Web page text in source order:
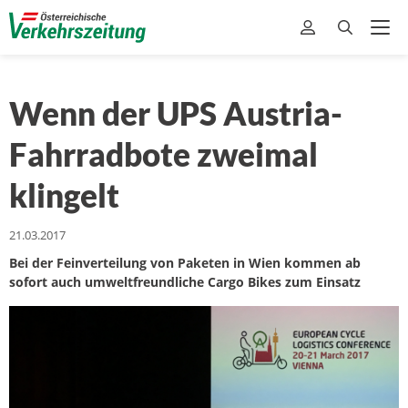
Wenn der UPS Austria-
Fahrradbote zweimal
klingelt
21.03.2017
Bei der Feinverteilung von Paketen in Wien kommen ab
sofort auch umweltfreundliche Cargo Bikes zum Einsatz